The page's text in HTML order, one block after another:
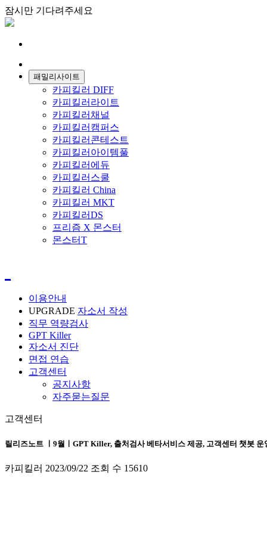
잠시만 기다려주세요
패밀리사이트
카피킬러 DIFF
카피킬러라이트
카피킬러채널
카피킬러캠퍼스
카피킬러콘테스트
카피킬러아이템풀
카피킬러에듀
카피킬러스쿨
카피킬러 China
카피킬러 MKT
카피킬러DS
프리즘 X 몬스터
몬스터T
이용안내
UPGRADE 자소서 작성
직무 역량검사
GPT Killer
자소서 진단
면접 연습
고객센터
공지사항
자주묻는질문
고객센터
릴리즈노트 ㅣ9월ㅣGPT Killer, 출처검사 베타서비스 제공, 고객센터 챗봇 운
카피킬러 2023/09/22 조회 수 15610